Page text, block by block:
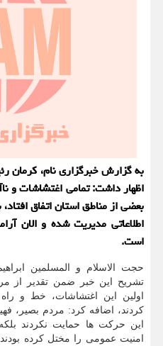
به گزارش خبرگزاری نام،
اظهار داشت: تمامی اغتشاشات و
بعضی از مناطق استان اتفاق
اطلاعاتی مدیریت شده و الان
است.
حجت الاسلام و المسلمین
تشریح این خبر ضمن تقدیر از
اولین این اغتشاشات، خط و
کردند، اضافه کرد: مردم بصیر،
این حرکت ها حمایت نکردند
امنیت عمومی را مختل کرده